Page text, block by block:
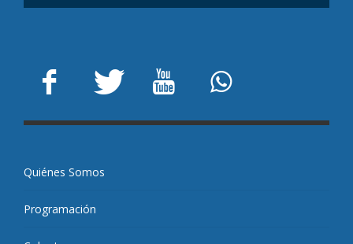
Quiénes Somos
Programación